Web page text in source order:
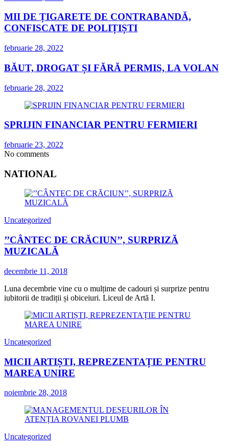
MII DE ȚIGARETE DE CONTRABANDĂ,
CONFISCATE DE POLIȚIȘTI
februarie 28, 2022
BĂUT, DROGAT ȘI FĂRĂ PERMIS, LA VOLAN
februarie 28, 2022
SPRIJIN FINANCIAR PENTRU FERMIERI
februarie 23, 2022
No comments
NATIONAL
Uncategorized
’’CÂNTEC DE CRĂCIUN’’, SURPRIZĂ
MUZICALĂ
decembrie 11, 2018
Luna decembrie vine cu o mulțime de cadouri și surprize pentru
iubitorii de tradiții și obiceiuri. Liceul de Artă I.
Uncategorized
MICII ARTIȘTI, REPREZENTAȚIE PENTRU
MAREA UNIRE
noiembrie 28, 2018
Uncategorized